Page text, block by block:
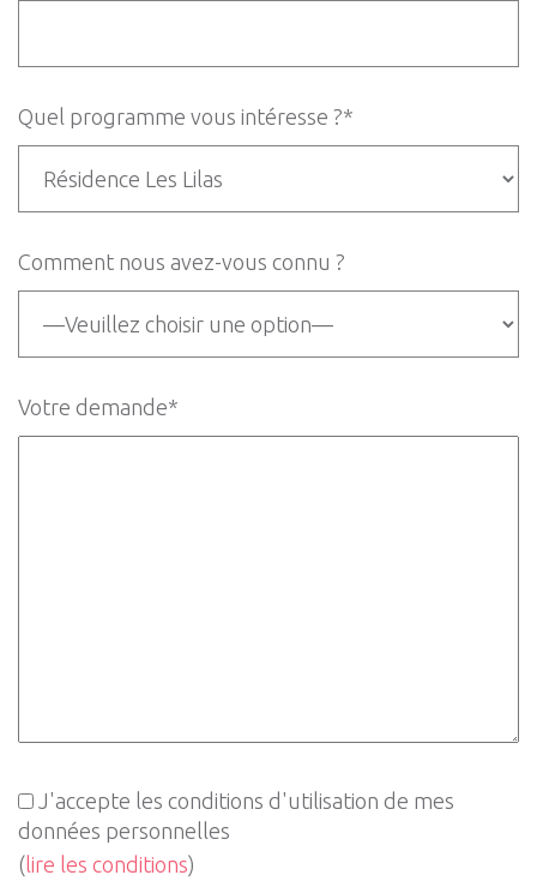
Quel programme vous intéresse ?*
Comment nous avez-vous connu ?
Votre demande*
J'accepte les conditions d'utilisation de mes
données personnelles
(lire les conditions)